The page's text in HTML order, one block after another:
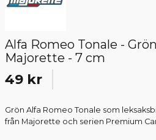
Alfa Romeo Tonale -
Majorette - 7 cm
49 kr
Grön Alfa Romeo Tonale som
från Majorette och serien Premium